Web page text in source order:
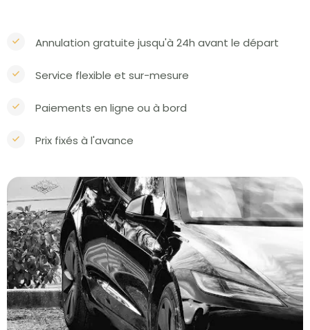
Annulation gratuite jusqu'à 24h avant le départ
Service flexible et sur-mesure
Paiements en ligne ou à bord
Prix fixés à l'avance